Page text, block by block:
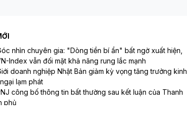
nhìn chuyên gia: "Dòng tiền bí ẩn" bất ngờ xuất hiện,
Index vẫn đối mặt khả năng rung lắc mạnh
doanh nghiệp Nhật Bản giảm kỳ vọng tăng trưởng kinh
lạm phát
công bố thông tin bất thường sau kết luận của Thanh
phủ